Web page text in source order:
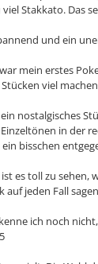
Stakkato. Das
und ein
mein erstes
viel
nostalgisches
in der
bisschen
es toll zu sehen,
auf jeden Fall
ich noch